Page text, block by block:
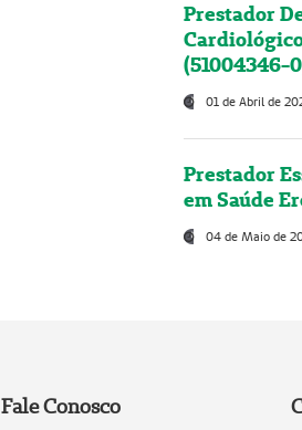
Prestador
(51004346-
01 de Abril de
Prestador
em Saúde
04 de Maio de
Fale Conosco